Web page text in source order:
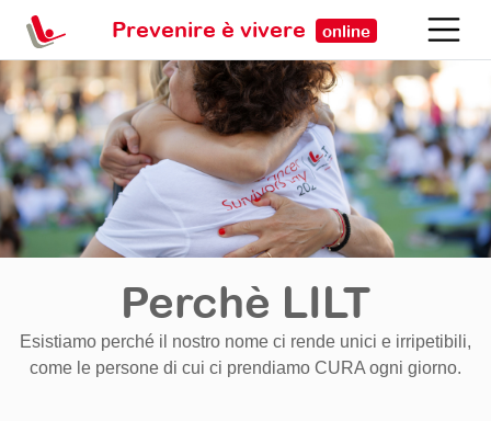
Prevenire è vivere online
Perchè LILT
Esistiamo perché il nostro nome ci rende unici e irripetibili,
come le persone di cui ci prendiamo CURA ogni giorno.